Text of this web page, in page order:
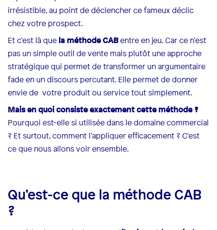
irrésistible, au point de déclencher ce fameux déclic
chez votre prospect.
Et c’est là que la méthode CABentre en jeu. Car ce n’est
pas un simple outil de vente mais plutôt une approche
stratégique qui permet de transformer un argumentaire
fade en un discours percutant. Elle permet de donner
envie de votre produit ou service tout simplement.
Mais en quoi consiste exactement cette méthode ?
Pourquoi est-elle si utilisée dans le domaine commercial
? Et surtout, comment l’appliquer efficacement ? C’est
ce que nous allons voir ensemble.
Qu’est-ce que la méthode CAB
?